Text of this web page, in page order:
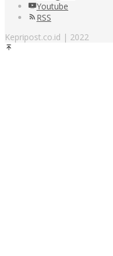
Youtube
RSS
Kepripost.co.id | 2022